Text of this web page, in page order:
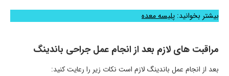
بیشتر بخوانید: پلیسه معده
مراقبت های لازم بعد از انجام عمل جراحی باندینگ
بعد از انجام عمل باندینگ لازم است نکات زیر را رعایت کنید: